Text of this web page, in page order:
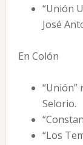
“Unión
José
En Colón
Selorio.
“Los